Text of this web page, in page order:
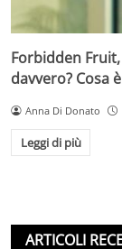
Forbidden
davvero? Cosa
Anna Di Donato
Leggi di più
ARTICOLI